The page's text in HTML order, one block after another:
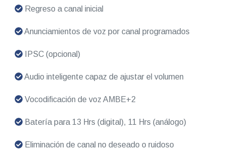
Regreso a canal inicial
Anunciamientos de voz por canal programados
IPSC (opcional)
Audio inteligente capaz de ajustar el volumen
Vocodificación de voz AMBE+2
Batería para 13 Hrs (digital), 11 Hrs (análogo)
Eliminación de canal no deseado o ruidoso